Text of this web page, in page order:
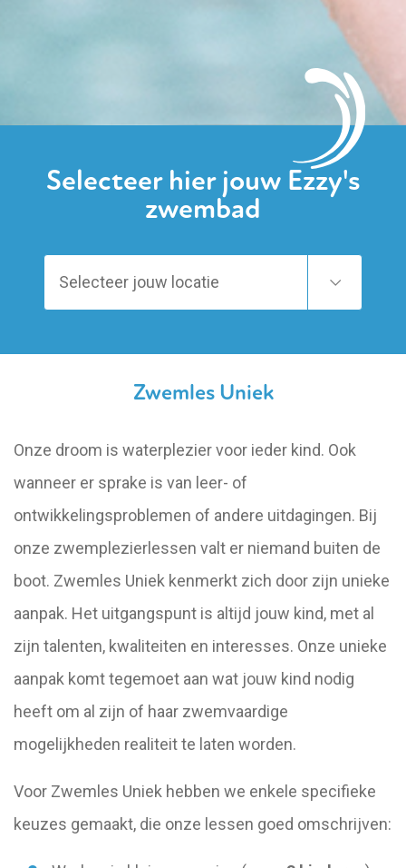
Selecteer hier jouw Ezzy's
zwembad
Zwemles Uniek
Onze droom is waterplezier voor ieder kind. Ook
wanneer er sprake is van leer- of
ontwikkelingsproblemen of andere uitdagingen. Bij
onze zwemplezierlessen valt er niemand buiten de
boot. Zwemles Uniek kenmerkt zich door zijn unieke
aanpak. Het uitgangspunt is altijd jouw kind, met al
zijn talenten, kwaliteiten en interesses. Onze unieke
aanpak komt tegemoet aan wat jouw kind nodig
heeft om al zijn of haar zwemvaardige
mogelijkheden realiteit te laten worden.
Voor Zwemles Uniek hebben we enkele specifieke
keuzes gemaakt, die onze lessen goed omschrijven: